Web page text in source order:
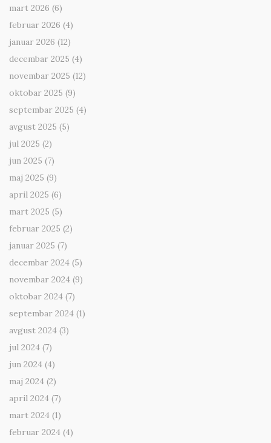
mart 2026 (6)
februar 2026 (4)
januar 2026 (12)
decembar 2025 (4)
novembar 2025 (12)
oktobar 2025 (9)
septembar 2025 (4)
avgust 2025 (5)
jul 2025 (2)
jun 2025 (7)
maj 2025 (9)
april 2025 (6)
mart 2025 (5)
februar 2025 (2)
januar 2025 (7)
decembar 2024 (5)
novembar 2024 (9)
oktobar 2024 (7)
septembar 2024 (1)
avgust 2024 (3)
jul 2024 (7)
jun 2024 (4)
maj 2024 (2)
april 2024 (7)
mart 2024 (1)
februar 2024 (4)